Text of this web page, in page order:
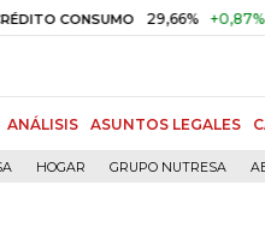
29,66% +0,87% +3,02%
ANÁLISIS ASUNTOS LEGALES
HOGAR GRUPO NUTRESA